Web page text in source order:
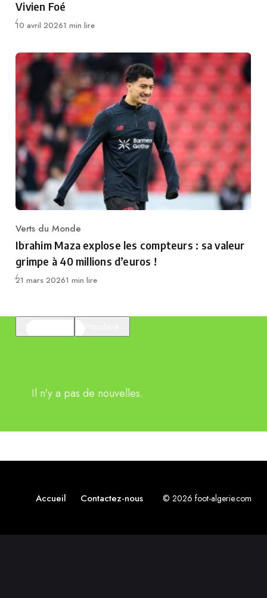
Vivien Foé
Publié
10 avril 20261 min lire
Category
Verts du Monde
Ibrahim Maza explose les compteurs : sa valeur
grimpe à 40 millions d’euros !
Publié
21 mars 20261 min lire
Il n'y a pas de nouvelles.
Accueil Contactez-nous © 2026 foot-algerie.com